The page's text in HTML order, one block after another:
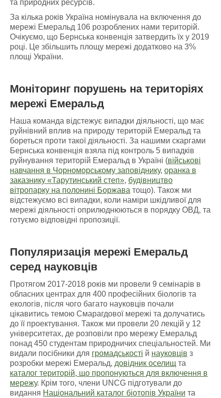
та природних ресурсів.
За кілька років Україна номінувала на включення до
мережі Емеральд 106 розроблених нами територій.
Очікуємо, що Бернська конвенція затвердить їх у 2019
році. Це збільшить площу мережі додатково на 3%
площі України.
Моніторинг порушень натериторіях
мережі Емеральд
Наша команда відстежує випадки діяльності, що має
руйнівний вплив на природу територій Емеральд та
бореться проти такої діяльності. За нашими скаргами
Бернська конвенція взяла під контроль 5 випадків
руйнування територій Емеральд в Україні (військові
навчання в Чорноморському заповіднику, оранка в
заказнику «Тарутинський степ», будівництво
вітропарку на полонині Боржава тощо). Також ми
відстежуємо всі випадки, коли наміри шкідливої для
мережі діяльності оприлюднюються в порядку ОВД, та
готуємо відповідні пропозиції.
Популяризація мережі Емеральд
серед науковців
Протягом 2017-2018 років ми провели 9 семінарів в
обласних центрах для 400 професійних біологів та
екологів, після чого багато науковців почали
цікавитись темою Смарагдової мережі та долучатись
до її проектування. Також ми провели 20 лекцій у 12
університетах, де розповіли про мережу Емеральд
понад 450 студентам природничих спеціальностей. Ми
видали посібники для громадськості й науковців з
розробки мережі Емеральд, довідник оселищ та
каталог територій, що пропонуються для включення в
мережу. Крім того, члени UNCG підготували до
видання Національний каталог біотопів України та